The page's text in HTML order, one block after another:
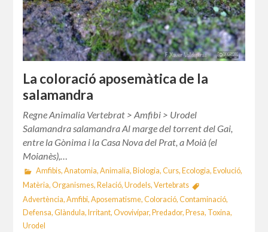
La coloració aposemàtica de la
salamandra
Regne Animalia Vertebrat > Amfibi > Urodel
Salamandra salamandra Al marge del torrent del Gai,
entre la Gònima i la Casa Nova del Prat, a Moià (el
Moianès),…
Amfibis, Anatomia, Animalia, Biologia, Curs, Ecologia, Evolució,
Matèria,Organismes, Relació,Urodels,Vertebrats
Advertència,Amfibi,Aposematisme,Coloració,Contaminació,
Defensa,Glàndula,Irritant,Ovovivípar,Predador,Presa, Toxina,
Urodel